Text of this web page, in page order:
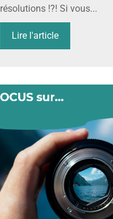
résolutions !?! Si vous...
Lire l'article